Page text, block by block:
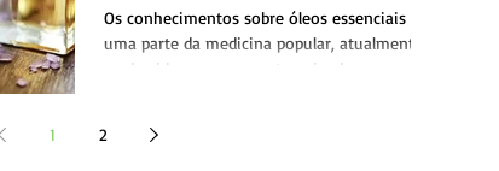
Os conhecimentos sobre óleos essenciais são
uma parte da medicina popular, atualmente
conhecida como aromaterapia, de
1
2